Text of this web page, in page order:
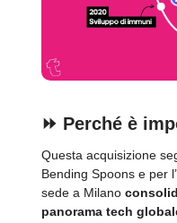
⏩️ Perché è
Questa acquisizione
Bending Spoons e per
sede a Milano
panorama tech